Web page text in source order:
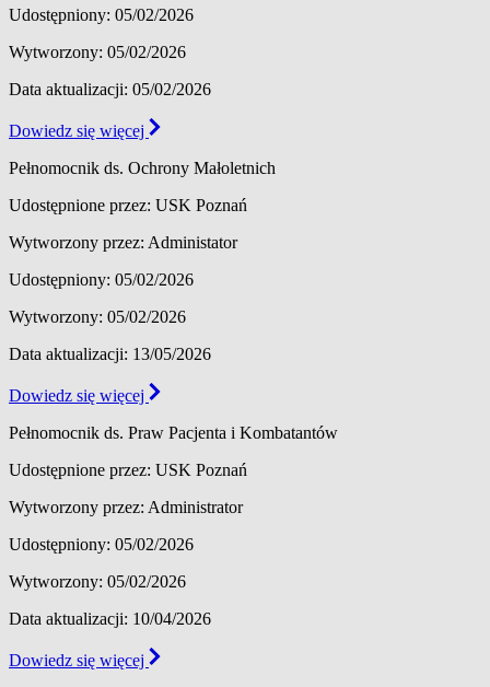
Udostępniony: 05/02/2026
Wytworzony: 05/02/2026
Data aktualizacji: 05/02/2026
Dowiedz się więcej
Pełnomocnik ds. Ochrony Małoletnich
Udostępnione przez: USK Poznań
Wytworzony przez: Administator
Udostępniony: 05/02/2026
Wytworzony: 05/02/2026
Data aktualizacji: 13/05/2026
Dowiedz się więcej
Pełnomocnik ds. Praw Pacjenta i Kombatantów
Udostępnione przez: USK Poznań
Wytworzony przez: Administrator
Udostępniony: 05/02/2026
Wytworzony: 05/02/2026
Data aktualizacji: 10/04/2026
Dowiedz się więcej